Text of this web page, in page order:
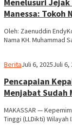
Manessa: Tokoh
Oleh: Zaenuddin
Nama KH. Muhammad
Berita Ilham
Juli 6, 2025Juli 6,
Pencapaian
Menjabat Sudah
MAKASSAR —
Tinggi (LLDikti)